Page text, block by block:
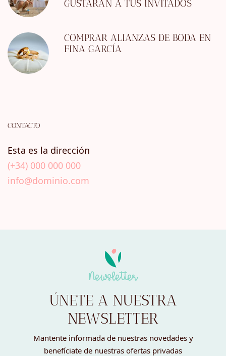
GUSTARÁN A TUS INVITADOS
COMPRAR ALIANZAS DE BODA EN
FINA GARCÍA
CONTACTO
Esta es la dirección
(+34) 000 000 000
info@dominio.com
Newsletter
ÚNETE A NUESTRA
NEWSLETTER
Mantente informada de nuestras novedades y
benefíciate de nuestras ofertas privadas